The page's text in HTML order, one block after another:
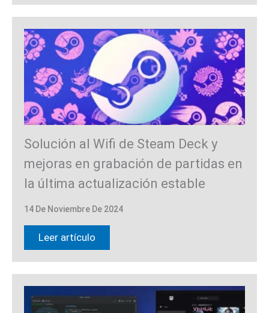
Solución al Wifi de Steam Deck y
mejoras en grabación de partidas en
la última actualización estable
14 De Noviembre De 2024
Leer artículo